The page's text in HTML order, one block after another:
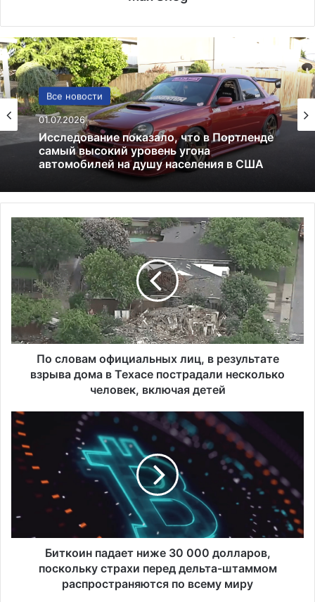
Все новости
01.07.2026
Исследование показало, что в Портленде
самый высокий уровень угона
автомобилей на душу населения в США
США
13.06.2025
Америка имеет огромный избыток сыра
П
о
с
л
о
в
а
м
о
а
ь
и
По словам официальных лиц, в результате
взрыва дома в Техасе пострадали несколько
человек, включая детей
Б
и
т
п
а
Биткоин падает ниже 30 000 долларов,
поскольку страхи перед дельта-штаммом
распространяются по всему миру